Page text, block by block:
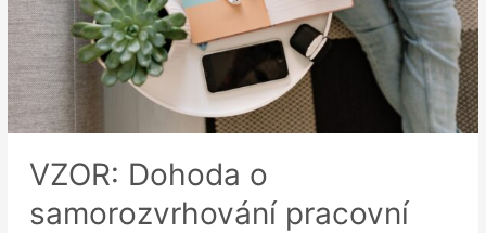
VZOR: Dohoda o
samorozvrhování pracovní